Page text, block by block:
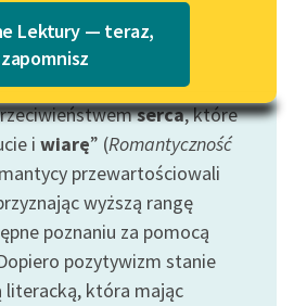
Katalog w formacie PDF
Lektury — teraz,
mówi wSatyrachKrasicki —
a także
. W romantyzmie
serca, które
i wiarę” (Romantyczność
przewartościowali
wyższą rangę
poznaniu za pomocą
pozytywizm stanie
literacką, która mając